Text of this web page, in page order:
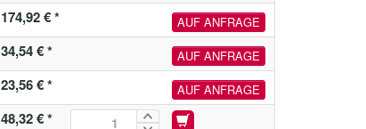
174,92 € * AUF ANFRAGE
34,54 € * AUF ANFRAGE
23,56 € * AUF ANFRAGE
48,32 € *